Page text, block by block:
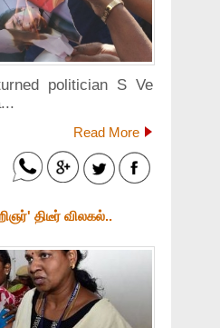
politician S Ve
Read More
திடீர் விலகல்..